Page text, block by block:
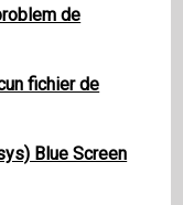
de
fichier de
Blue Screen